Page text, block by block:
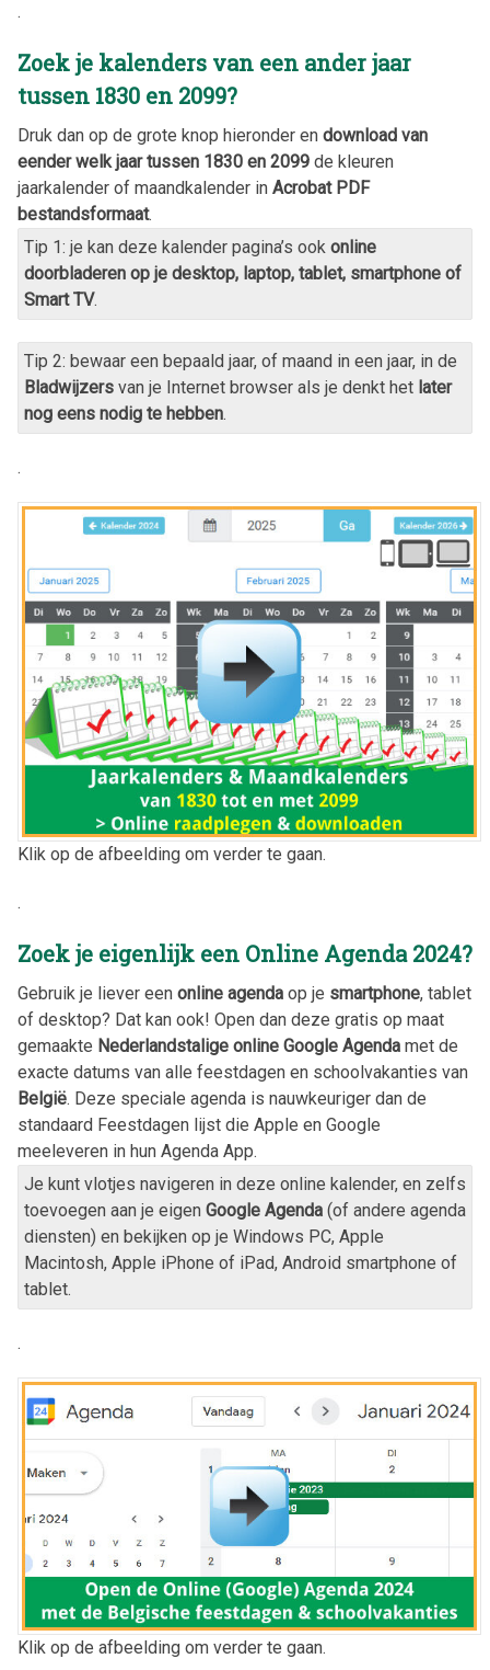
.
Zoek je kalenders van een ander jaar
tussen 1830 en 2099?
Druk dan op de grote knop hieronder en download van
eender welk jaar tussen 1830 en 2099 de kleuren
jaarkalender of maandkalender in Acrobat PDF
bestandsformaat.
Tip 1: je kan deze kalender pagina’s ook online
doorbladeren op je desktop, laptop, tablet, smartphone of
Smart TV.
Tip 2: bewaar een bepaald jaar, of maand in een jaar, in de
Bladwijzers van je Internet browser als je denkt het later
nog eens nodig te hebben.
.
Klik op de afbeelding om verder te gaan.
.
Zoek je eigenlijk een Online Agenda2024?
Gebruik je liever een online agenda op je smartphone, tablet
of desktop? Dat kan ook! Open dan deze gratis op maat
gemaakte Nederlandstalige online Google Agenda met de
exacte datums van alle feestdagen en schoolvakanties van
België. Deze speciale agenda is nauwkeuriger dan de
standaard Feestdagen lijst die Apple en Google
meeleveren in hun Agenda App.
Je kunt vlotjes navigeren in deze online kalender, en zelfs
toevoegen aan je eigen Google Agenda (of andere agenda
diensten) en bekijken op je Windows PC, Apple
Macintosh, Apple iPhone of iPad, Android smartphone of
tablet.
.
Klik op de afbeelding om verder te gaan.